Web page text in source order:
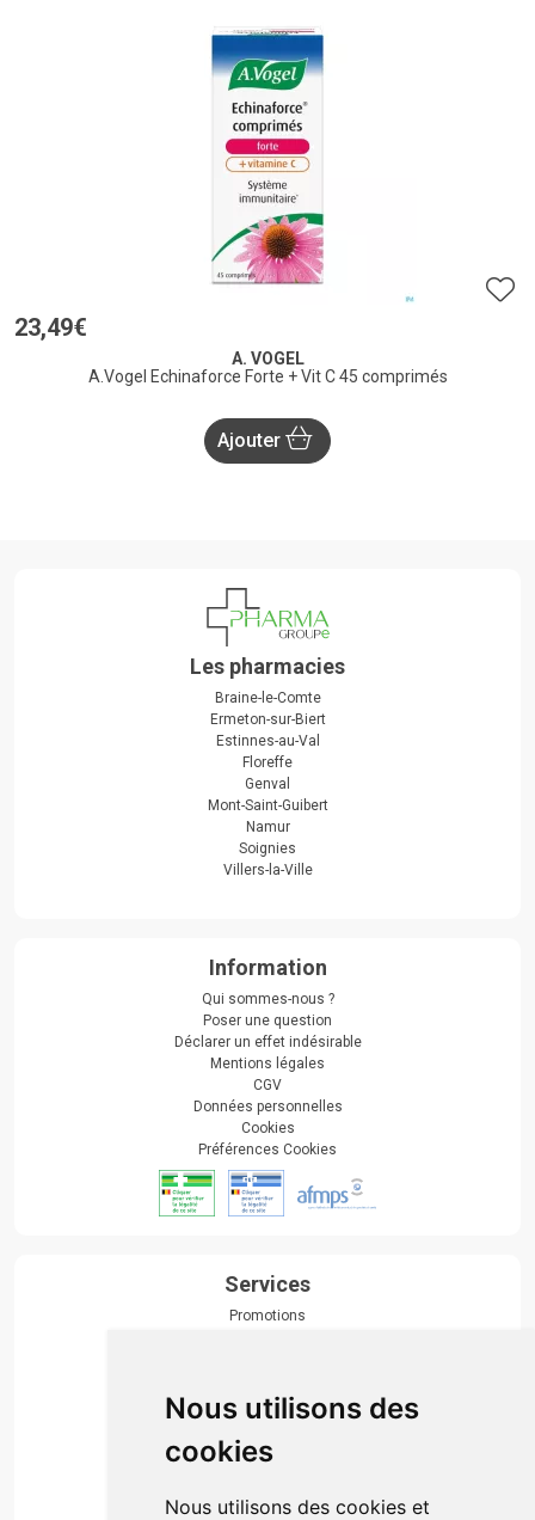
Nous utilisons des
cookies
Nous utilisons des cookies et
23,49€
A. VOGEL
A.Vogel Echinaforce Forte + Vit C 45 comprimés
Ajouter
Les pharmacies
Braine-le-Comte
Ermeton-sur-Biert
Estinnes-au-Val
Floreffe
Genval
Mont-Saint-Guibert
Namur
Soignies
Villers-la-Ville
Information
Qui sommes-nous ?
Poser une question
Déclarer un effet indésirable
Mentions légales
CGV
Données personnelles
Cookies
Préférences Cookies
Services
Promotions
Actualités & conseils
Événements
Marques
Suivez-nous